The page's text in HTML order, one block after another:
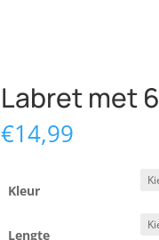
Labret met
€14,99
Kleur
Lengte